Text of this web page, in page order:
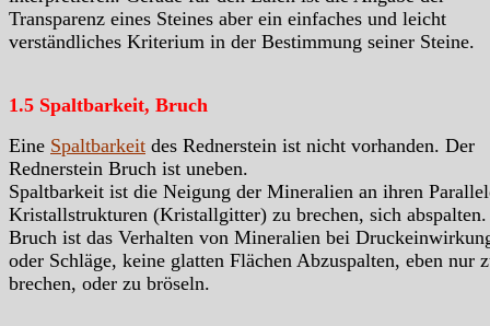
Transparenz eines Steines aber ein einfaches und leicht
verständliches Kriterium in der Bestimmung seiner Steine.
1.5 Spaltbarkeit, Bruch
Eine Spaltbarkeit des Rednerstein ist nicht vorhanden. Der
Rednerstein Bruch ist uneben.
Spaltbarkeit ist die Neigung der Mineralien an ihren
Kristallstrukturen (Kristallgitter) zu brechen, sich abspalten.
Bruch ist das Verhalten von Mineralien bei
oder Schläge, keine glatten Flächen Abzuspalten, eben nur
brechen, oder zu bröseln.